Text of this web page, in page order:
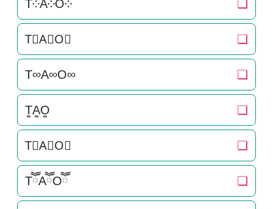
T༶A༶O༶ ❏
T⃕A⃕O⃕ ❏
T∞A∞O∞ ❏
T͚A͚O͚ ❏
T⃒A⃒O⃒ ❏
TཽAཽOཽ ❏